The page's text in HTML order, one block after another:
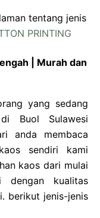
tentang jenis
PRINTING
| Murah dan
yang sedang
Buol Sulawesi
anda membaca
sendiri kami
kaos dari mulai
dengan kualitas
berikut jenis-jenis